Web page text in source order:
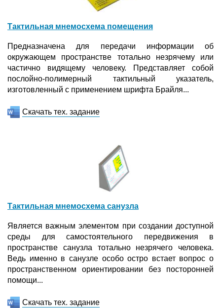
Тактильная мнемосхема помещения
Предназначена для передачи информации об
окружающем пространстве тотально незрячему или
частично видящему человеку. Представляет собой
послойно-полимерный тактильный указатель,
изготовленный с применением шрифта Брайля...
Скачать тех. задание
Тактильная мнемосхема санузла
Является важным элементом при создании доступной
среды для самостоятельного передвижения в
пространстве санузла тотально незрячего человека.
Ведь именно в санузле особо остро встает вопрос о
пространственном ориентировании без посторонней
помощи...
Скачать тех. задание